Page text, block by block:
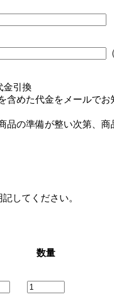
金引換
含めた代金をメールで
品の準備が整い次第、
してください。
数量